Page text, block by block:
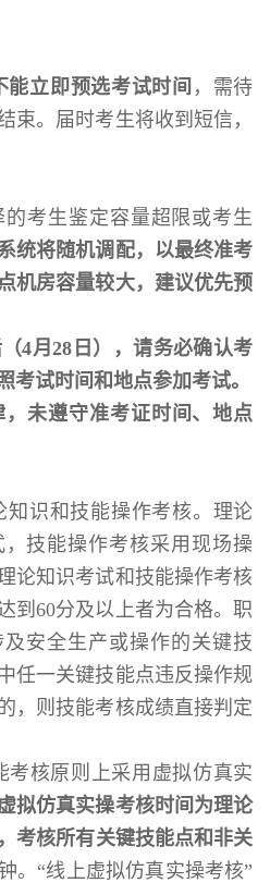
能立即预选考试时间 ，需待
束。届时考生将收到短信，
考生鉴定容量超限或考生
统将随机调配，以最终准考
机房容量较大，建议优先预
4月28日），请务必确认考
考试时间和地点参加考试。
未遵守准考证时间、地点
知识和技能操作考核。理论
技能操作考核采用现场操
论知识考试和技能操作考核
到60分及以上者为合格。职
及安全生产或操作的关键技
任一关键技能点违反操作规
，则技能考核成绩直接判定
考核原则上采用虚拟仿真实
拟仿真实操考核时间为理论
考核所有关键技能点和非关
。 “线上虚拟仿真实操考核”